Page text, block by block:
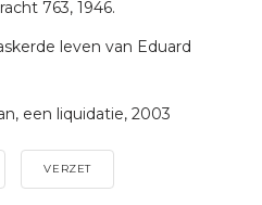
763, 1946.
leven van Eduard
een liquidatie, 2003
VERZET